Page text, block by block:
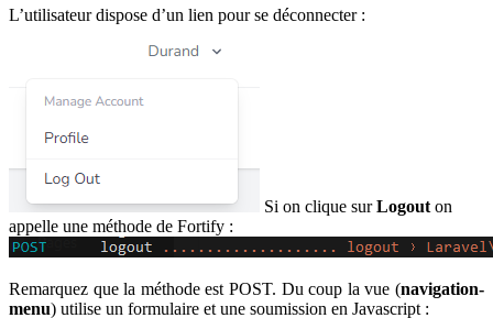
L’utilisateur dispose d’un lien pour se déconnecter :
Si on clique surLogout on
appelle une méthode de Fortify :
Remarquez que la méthode est POST. Du coup la vue (navigation-
menu) utilise un formulaire et une soumission en Javascript :